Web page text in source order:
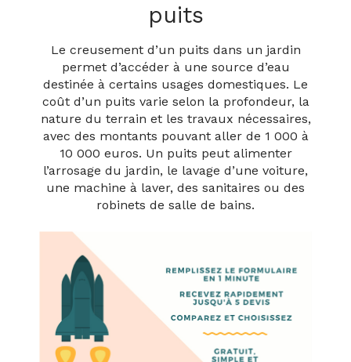
Viabilisation
puits
Le creusement d’un puits dans un jardin
permet d’accéder à une source d’eau
destinée à certains usages domestiques. Le
coût d’un puits varie selon la profondeur, la
nature du terrain et les travaux nécessaires,
avec des montants pouvant aller de 1 000 à
10 000 euros. Un puits peut alimenter
l’arrosage du jardin, le lavage d’une voiture,
une machine à laver, des sanitaires ou des
robinets de salle de bains.